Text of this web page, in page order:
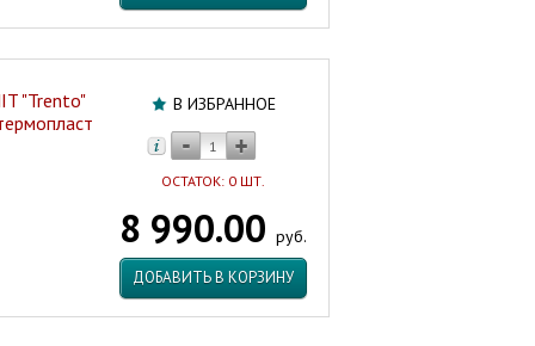
В ИЗБРАННОЕ
ОСТАТОК: 0 ШТ.
8 990.00 руб.
ДОБАВИТЬ В КОРЗИНУ
"Trento"